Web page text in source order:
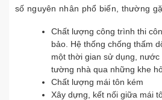
số nguyên nhân phổ biến, thường
Chất lượng công trình thi
bảo. Hệ thống chống thấm
một thời gian sử dụng,
tường nhà qua những khe
Chất lượng mái tôn kém
Xây dựng, kết nối giữa mái